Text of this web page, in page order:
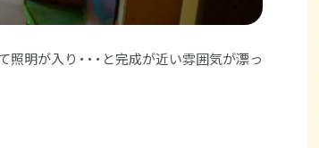
明が入り・・・と完成が近い雰囲気が漂っ